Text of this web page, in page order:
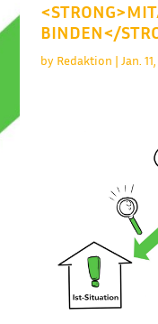
BINDEN</
by Redaktion | Jan.